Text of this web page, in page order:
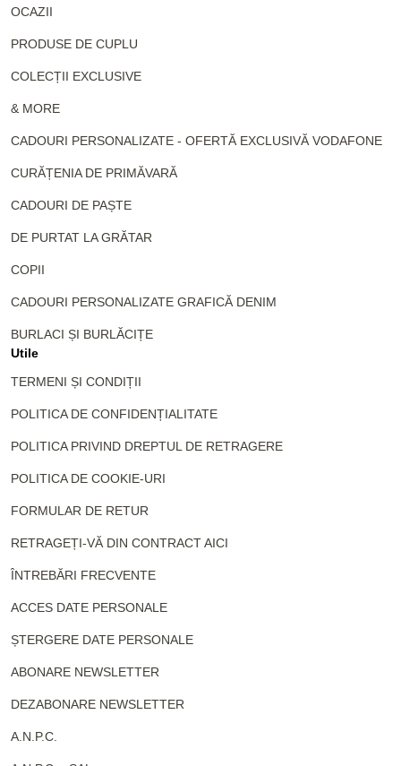
OCAZII
PRODUSE DE CUPLU
COLECȚII EXCLUSIVE
& MORE
CADOURI PERSONALIZATE - OFERTĂ EXCLUSIVĂ VODAFONE
CURĂȚENIA DE PRIMĂVARĂ
CADOURI DE PAȘTE
DE PURTAT LA GRĂTAR
COPII
CADOURI PERSONALIZATE GRAFICĂ DENIM
BURLACI ȘI BURLĂCIȚE
Utile
TERMENI ȘI CONDIȚII
POLITICA DE CONFIDENȚIALITATE
POLITICA PRIVIND DREPTUL DE RETRAGERE
POLITICA DE COOKIE-URI
FORMULAR DE RETUR
RETRAGEȚI-VĂ DIN CONTRACT AICI
ÎNTREBĂRI FRECVENTE
ACCES DATE PERSONALE
ȘTERGERE DATE PERSONALE
ABONARE NEWSLETTER
DEZABONARE NEWSLETTER
A.N.P.C.